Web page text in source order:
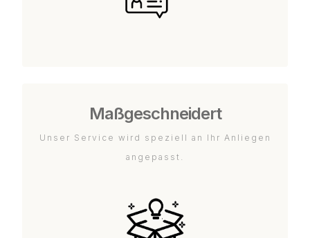
Maßgeschneidert
Unser Service wird speziell an Ihr Anliegen
angepasst.